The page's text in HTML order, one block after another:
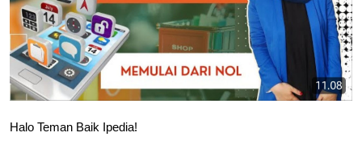
Halo Teman Baik Ipedia!